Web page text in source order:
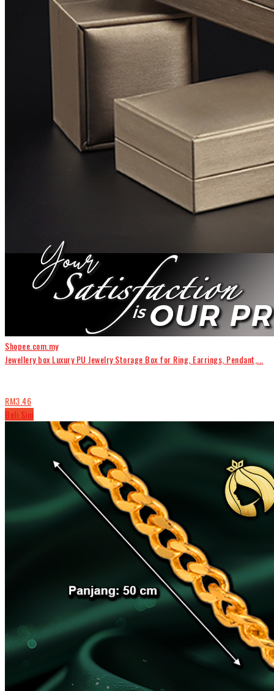
Shopee.com.my
Jewellery box Luxury PU Jewelry Storage Box for Ring, Earrings, Pendant,...
RM3.46
Beli Sini